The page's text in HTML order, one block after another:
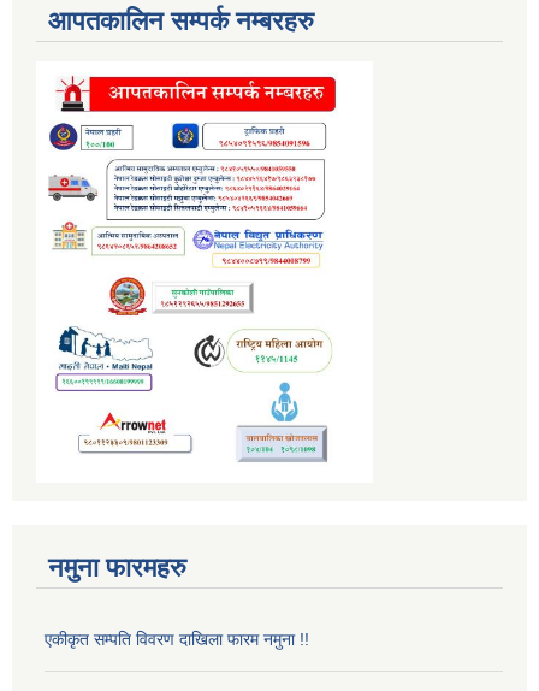
आपतकालिन सम्पर्क नम्बरहरु
नमुना फारमहरु
एकीकृत सम्पति विवरण दाखिला फारम नमुना !!